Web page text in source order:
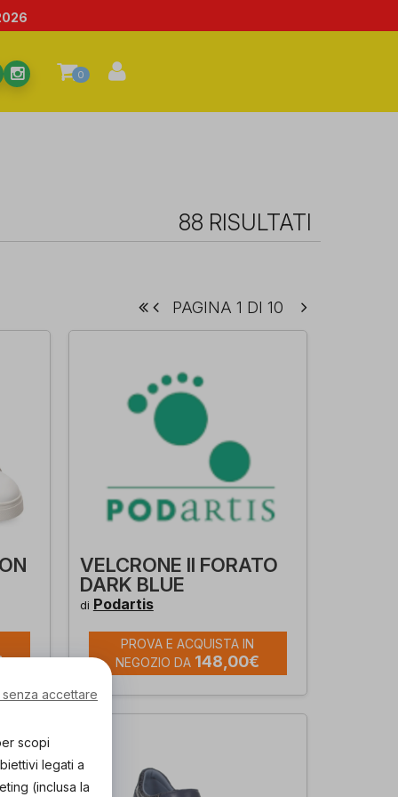
0
88 RISULTATI
PAGINA 1 DI 10
VELCRONE II FORATO
DARK BLUE
di Podartis
PROVA E ACQUISTA IN
NEGOZIO DA 148,00€
accettare
scopi
legati a
(inclusa la